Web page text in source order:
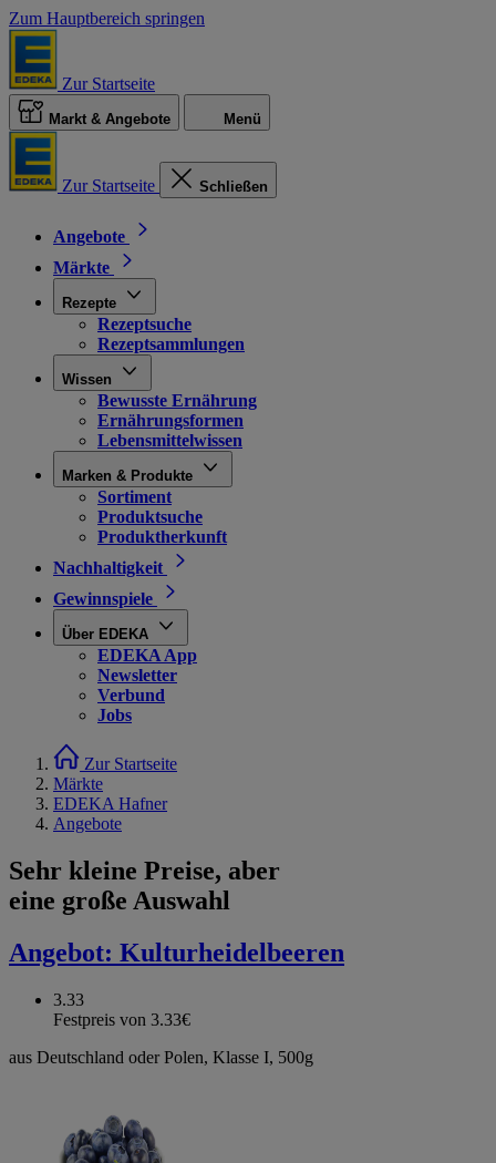
Zum Hauptbereich springen
Zur Startseite
Markt & Angebote Menü
Zur Startseite Schließen
Angebote
Märkte
Rezepte
Rezeptsuche
Rezeptsammlungen
Wissen
Bewusste Ernährung
Ernährungsformen
Lebensmittelwissen
Marken & Produkte
Sortiment
Produktsuche
Produktherkunft
Nachhaltigkeit
Gewinnspiele
Über EDEKA
EDEKA App
Newsletter
Verbund
Jobs
Zur Startseite
Märkte
EDEKA Hafner
Angebote
Sehr kleine Preise, aber
eine große Auswahl
Angebot: Kulturheidelbeeren
3.33
Festpreis von 3.33€
aus Deutschland oder Polen, Klasse I, 500g